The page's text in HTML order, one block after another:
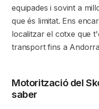
equipades i sovint a
que és limitat. Ens
localitzar el cotxe que
transport fins a
Motorització del
saber